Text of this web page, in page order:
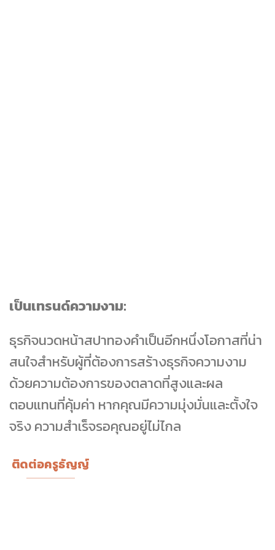
เป็นเทรนด์ความงาม:
ธุรกิจนวดหน้าสปาทองคำเป็นอีกหนึ่งโอกาสที่น่า
สนใจสำหรับผู้ที่ต้องการสร้างธุรกิจความงาม
ด้วยความต้องการของตลาดที่สูงและผล
ตอบแทนที่คุ้มค่า หากคุณมีความมุ่งมั่นและตั้งใจ
จริง ความสำเร็จรอคุณอยู่ไม่ไกล
ติดต่อครูธัญญ์